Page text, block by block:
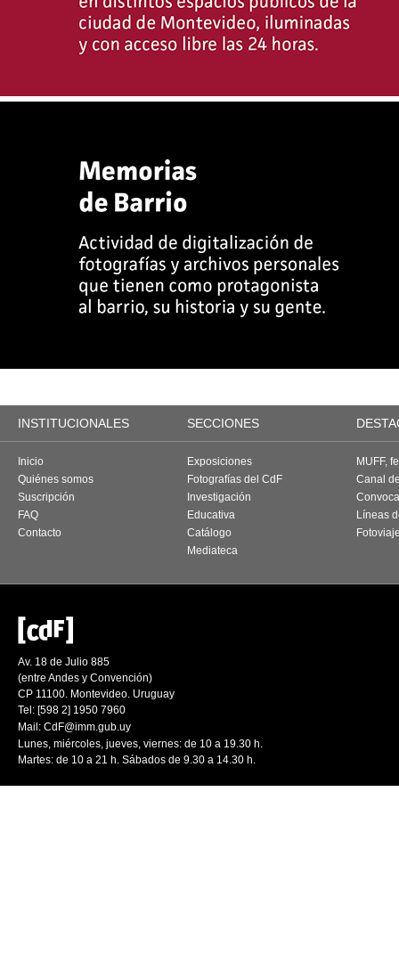
INSTITUCIONALES SECCIONES
Inicio
Quiénes somos
Suscripción
FAQ
Contacto
Exposiciones
Fotografías del CdF
Investigación
Educativa
Catálogo
Mediateca
MUFF,
Canal
Líneas
Av. 18 de Julio 885
(entre Andes y Convención)
CP 11100. Montevideo. Uruguay
Tel: [598 2] 1950 7960
Mail: CdF@imm.gub.uy
Lunes, miércoles, jueves, viernes: de 10 a 19.30 h.
Martes: de 10 a 21 h. Sábados de 9.30 a 14.30 h.